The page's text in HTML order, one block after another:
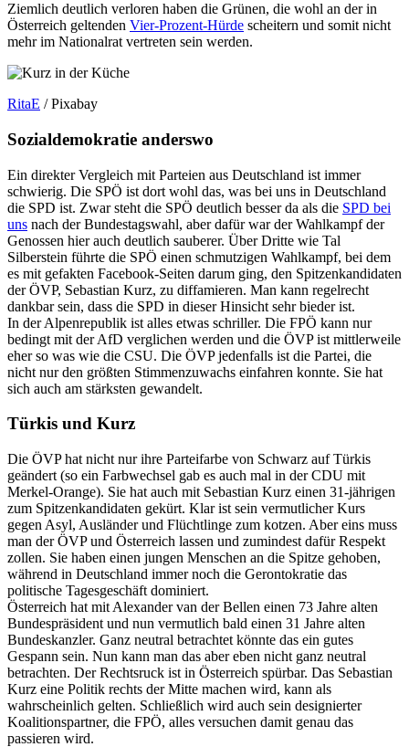
Ziemlich deutlich verloren haben die Grünen, die wohl an der in
Österreich geltenden Vier-Prozent-Hürde scheitern und somit nicht
mehr im Nationalrat vertreten sein werden.
RitaE / Pixabay
Sozialdemokratie anderswo
Ein direkter Vergleich mit Parteien aus Deutschland ist immer
schwierig. Die SPÖ ist dort wohl das, was bei uns in Deutschland
die SPD ist. Zwar steht die SPÖ deutlich besser da als die SPD bei
uns nach der Bundestagswahl, aber dafür war der Wahlkampf der
Genossen hier auch deutlich sauberer. Über Dritte wie Tal
Silberstein führte die SPÖ einen schmutzigen Wahlkampf, bei dem
es mit gefakten Facebook-Seiten darum ging, den Spitzenkandidaten
der ÖVP, Sebastian Kurz, zu diffamieren. Man kann regelrecht
dankbar sein, dass die SPD in dieser Hinsicht sehr bieder ist.
In der Alpenrepublik ist alles etwas schriller. Die FPÖ kann nur
bedingt mit der AfD verglichen werden und die ÖVP ist mittlerweile
eher so was wie die CSU. Die ÖVP jedenfalls ist die Partei, die
nicht nur den größten Stimmenzuwachs einfahren konnte. Sie hat
sich auch am stärksten gewandelt.
Türkis und Kurz
Die ÖVP hat nicht nur ihre Parteifarbe von Schwarz auf Türkis
geändert (so ein Farbwechsel gab es auch mal in der CDU mit
Merkel-Orange). Sie hat auch mit Sebastian Kurz einen 31-jährigen
zum Spitzenkandidaten gekürt. Klar ist sein vermutlicher Kurs
gegen Asyl, Ausländer und Flüchtlinge zum kotzen. Aber eins muss
man der ÖVP und Österreich lassen und zumindest dafür Respekt
zollen. Sie haben einen jungen Menschen an die Spitze gehoben,
während in Deutschland immer noch die Gerontokratie das
politische Tagesgeschäft dominiert.
Österreich hat mit Alexander van der Bellen einen 73 Jahre alten
Bundespräsident und nun vermutlich bald einen 31 Jahre alten
Bundeskanzler. Ganz neutral betrachtet könnte das ein gutes
Gespann sein. Nun kann man das aber eben nicht ganz neutral
betrachten. Der Rechtsruck ist in Österreich spürbar. Das Sebastian
Kurz eine Politik rechts der Mitte machen wird, kann als
wahrscheinlich gelten. Schließlich wird auch sein designierter
Koalitionspartner, die FPÖ, alles versuchen damit genau das
passieren wird.